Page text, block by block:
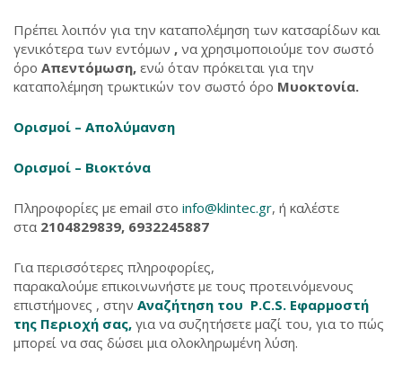
Πρέπει λοιπόν για την καταπολέμηση των κατσαρίδων και
γενικότερα των εντόμων , να χρησιμοποιούμε τον σωστό
όρο Απεντόμωση, ενώ όταν πρόκειται για την
καταπολέμηση τρωκτικών τον σωστό όρο Μυοκτονία.
Ορισμοί – Απολύμανση
Ορισμοί – Βιοκτόνα
Πληροφορίες με email στο info@klintec.gr, ή καλέστε
στα 2104829839, 6932245887
Για περισσότερες πληροφορίες,
παρακαλούμε επικοινωνήστε με τους προτεινόμενους
επιστήμονες , στην Αναζήτηση του P.C.S. Εφαρμοστή
της Περιοχή σας, για να συζητήσετε μαζί του, για το πώς
μπορεί να σας δώσει μια ολοκληρωμένη λύση.